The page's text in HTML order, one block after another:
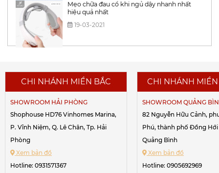
Mẹo chữa đau cổ khi ngủ dậy nhanh nhất
hiệu quả nhất
19-03-2021
CHI NHÁNH MIỀN BẮC
SHOWROOM HẢI PHÒNG
Shophouse HD76 Vinhomes Marina,
P. Vĩnh Niệm, Q. Lê Chân, Tp. Hải
Phòng
Xem bản đồ
Hotline: 0931571367
CHI NHÁNH MIỀN
SHOWROOM QUẢNG
82 Nguyễn Hữu Cảnh,
Phú, thành phố Đồng
Quảng Bình
Xem bản đồ
Hotline: 0905692969